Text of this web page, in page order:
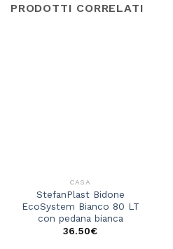
PRODOTTI CORRELATI
CASA
StefanPlast Bidone
EcoSystem Bianco 80 LT
con pedana bianca
36.50€